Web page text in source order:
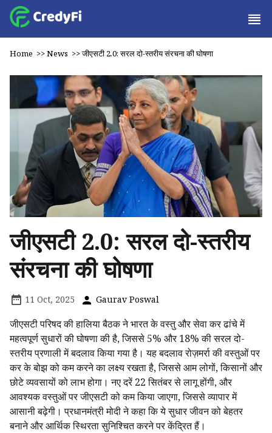
Home >>News >>जीएसटी 2.0: सरल दो-स्तरीय संरचना की घोषणा
जीएसटी 2.0: सरल दो-स्तरीय
संरचना की घोषणा
11 Oct, 2025 Gaurav Poswal
जीएसटी परिषद की हालिया बैठक ने भारत के वस्तु और सेवा कर ढांचे में
महत्वपूर्ण सुधारों की घोषणा की है, जिससे 5% और 18% की सरल दो-
स्तरीय प्रणाली में बदलाव किया गया है। यह बदलाव रोज़मर्रा की वस्तुओं पर
कर के बोझ को कम करने का लक्ष्य रखता है, जिससे आम लोगों, किसानों और
छोटे व्यवसायों को लाभ होगा। नए दरें 22 सितंबर से लागू होंगी, और
आवश्यक वस्तुओं पर जीएसटी को कम किया जाएगा, जिससे व्यापार में
आसानी बढ़ेगी। प्रधानमंत्री मोदी ने कहा कि ये सुधार जीवन को बेहतर
बनाने और आर्थिक स्थिरता सुनिश्चित करने पर केंद्रित हैं।